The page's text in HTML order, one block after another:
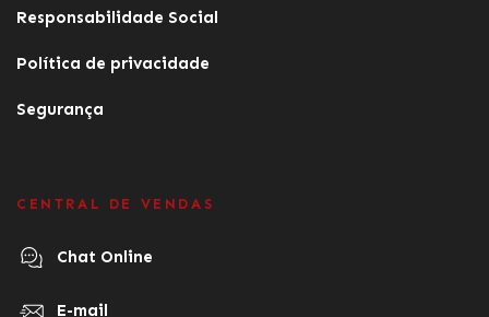
Responsabilidade Social
Política de privacidade
Segurança
CENTRAL DE VENDAS
Chat Online
E-mail